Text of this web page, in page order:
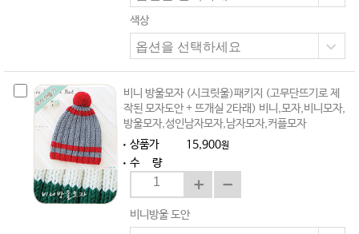
색상
비니 방울모자 (시크릿울)패키지 (고무단뜨기로 제
작된 모자도안 + 뜨개실 2타래) 비니,모자,비니모자,
방울모자,성인남자모자,남자모자,커플모자
상품가
15,900원
수 량
비니방울 도안